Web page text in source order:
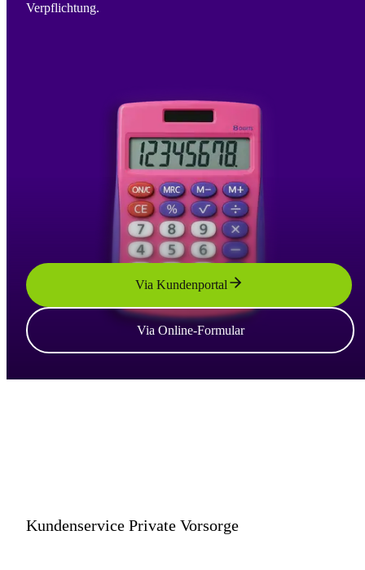
Verpflichtung.
Via Kundenportal
Via Online-Formular
Kundenservice Private Vorsorge